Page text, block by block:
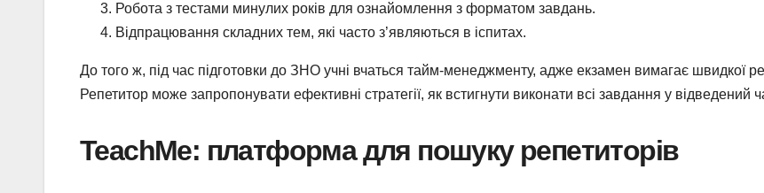
Робота з тестами минулих років для ознайомлення з форматом завдань.
Відпрацювання складних тем, які часто з’являються в іспитах.
До того ж, під час підготовки до ЗНО учні вчаться тайм-менеджменту, адже екзамен вимагає швидкої
Репетитор може запропонувати ефективні стратегії, як встигнути виконати всі завдання у відведений
TeachMe: платформа для пошуку репетиторів